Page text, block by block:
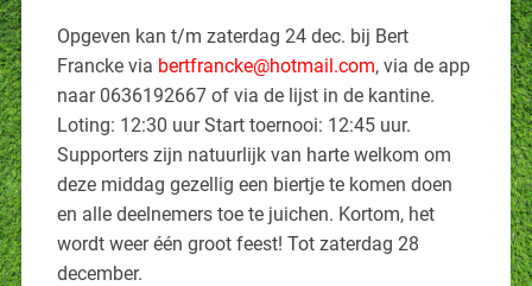
Opgeven kan t/m zaterdag 24 dec. bij Bert
Francke via bertfrancke@hotmail.com, via de app
naar 0636192667 of via de lijst in de kantine.
Loting: 12:30 uur Start toernooi: 12:45 uur.
Supporters zijn natuurlijk van harte welkom om
deze middag gezellig een biertje te komen doen
en alle deelnemers toe te juichen. Kortom, het
wordt weer één groot feest! Tot zaterdag 28
december.